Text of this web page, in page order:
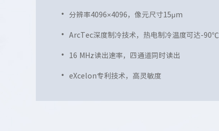
分辨率4096×4096，像元尺寸15μm
ArcTec深度制冷技术，热电制冷温度可达-90℃
16 MHz读出速率，四通道同时读出
eXcelon专利技术，高灵敏度